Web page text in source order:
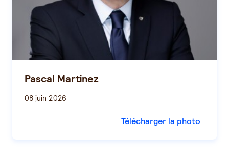
Pascal Martinez
08 juin 2026
Télécharger la photo